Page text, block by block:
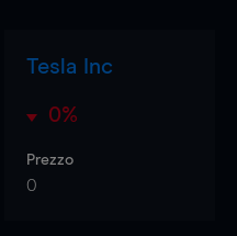
Tesla Inc
0%
Prezzo
0